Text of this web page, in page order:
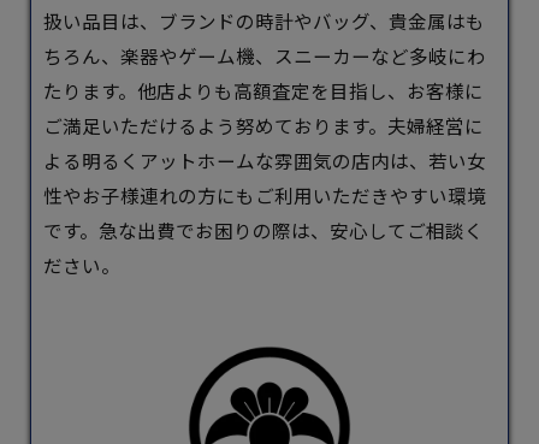
扱い品目は、ブランドの時計やバッグ、貴金属はも
ちろん、楽器やゲーム機、スニーカーなど多岐にわ
たります。​他店よりも高額査定を目指し、お客様に
ご満足いただけるよう努めております。​夫婦経営に
よる明るくアットホームな雰囲気の店内は、若い女
性やお子様連れの方にもご利用いただきやすい環境
です。​急な出費でお困りの際は、安心してご相談く
ださい。